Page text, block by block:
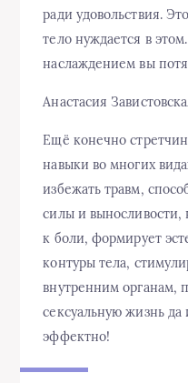
ради удовольствия.
тело нуждается в
наслаждением вы
Анастасия
Ещё конечно
навыки во многих
избежать травм,
силы и выносливости,
к боли, формирует
контуры тела,
внутренним органам,
сексуальную жизнь
эффектно!